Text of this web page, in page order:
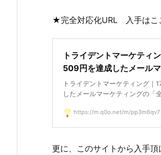
★完全対応化URL 入手はこ
トライデントマーケティ
509円を達成したメール
トライデントマーケティング
したメールマーケティングの「
https://m.q0o.net/m/pp3m6qv7
更に、このサイトから入手頂